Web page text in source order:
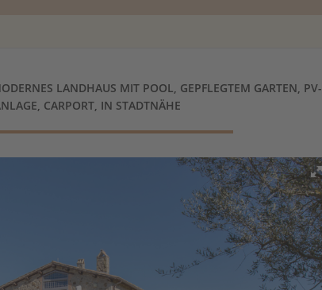
LANDHAUS MIT POOL, GEPFLEGTEM GARTEN, PV-
CARPORT, IN STADTNÄHE